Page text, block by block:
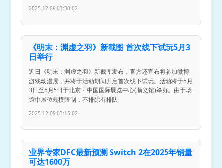
2025-12-09 03:30:02
《明末：渊虚之羽》新截图 首次线下试玩5月3
日举行
近日《明末：渊虚之羽》新截图发布，官方还宣布将参加微博
游戏动漫展，并将于活动期间开启首次线下试玩。活动将于5月
3日至5月5日于北京・中国国际展览中心(顺义馆)举办。由于场
馆中展位规模限制，不排除有排队
2025-12-09 03:15:02
业界专家DFC最新预测 Switch 2在2025年销量
可达1600万